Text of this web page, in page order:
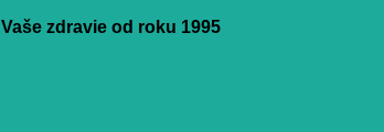
zdravie od roku 1995